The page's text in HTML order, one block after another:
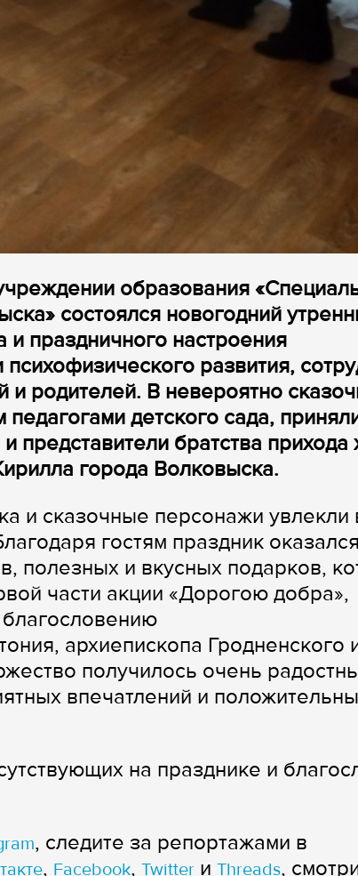
образования
состоялся новогодний
и праздничного настроения
развития,
и родителей. В невероятно
детского сада,
представители братства прихода
города Волковыска.
и сказочные персонажи увлекли
гостям праздник
полезных и вкусных подарков,
части акции «Дорогою добра»,
архиепископа Гродненского
получилось очень
впечатлений и
на празднике и
, следите за репортажами в
, Facebook, Twitter и Threads,